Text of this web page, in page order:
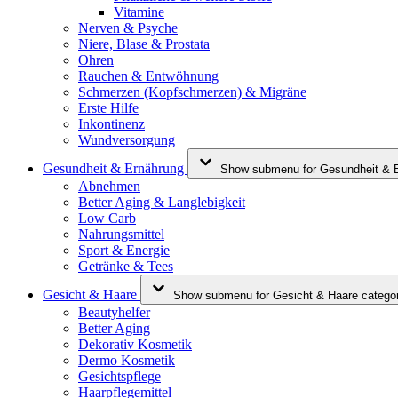
Vitamine
Nerven & Psyche
Niere, Blase & Prostata
Ohren
Rauchen & Entwöhnung
Schmerzen (Kopfschmerzen) & Migräne
Erste Hilfe
Inkontinenz
Wundversorgung
Gesundheit & Ernährung
Show submenu for Gesundheit &
Abnehmen
Better Aging & Langlebigkeit
Low Carb
Nahrungsmittel
Sport & Energie
Getränke & Tees
Gesicht & Haare
Show submenu for Gesicht & Haare
Beautyhelfer
Better Aging
Dekorativ Kosmetik
Dermo Kosmetik
Gesichtspflege
Haarpflegemittel